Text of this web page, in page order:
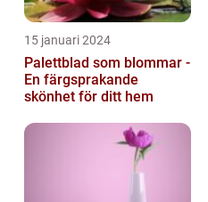
15 januari 2024
Palettblad som blommar -
En färgsprakande
skönhet för ditt hem